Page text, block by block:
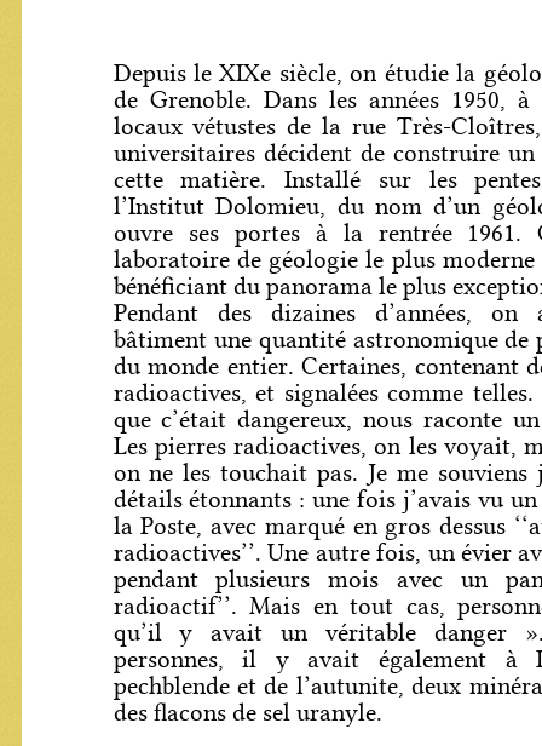
Depuis le XIXe siècle, on étudie la
de Grenoble. Dans les années 1950,
locaux vétustes de la rue Très-Cloîtres,
universitaires décident de construire
cette matière. Installé sur les
l’Institut Dolomieu, du nom d’un
ouvre ses portes à la rentrée 1961.
laboratoire de géologie le plus moderne
bénéficiant du panorama le plus
Pendant des dizaines d’années, on
bâtiment une quantité astronomique de
du monde entier. Certaines, contenant
radioactives, et signalées comme
que c’était dangereux, nous raconte
Les pierres radioactives, on les voyait,
on ne les touchait pas. Je me souviens
détails étonnants : une fois j’avais vu
la Poste, avec marqué en gros dessus
radioactives’’. Une autre fois, un évier
pendant plusieurs mois avec un
radioactif’’. Mais en tout cas,
qu’il y avait un véritable danger ».
personnes, il y avait également à
pechblende et de l’autunite, deux
des flacons de sel uranyle.